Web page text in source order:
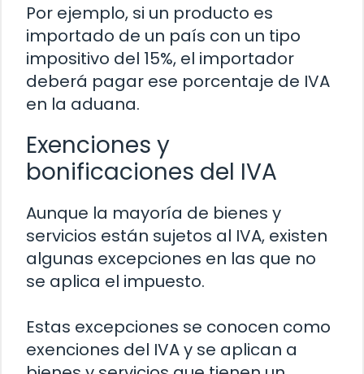
Por ejemplo, si un producto es
importado de un país con un tipo
impositivo del 15%, el importador
deberá pagar ese porcentaje de IVA
en la aduana.
Exenciones y
bonificaciones del IVA
Aunque la mayoría de bienes y
servicios están sujetos al IVA, existen
algunas excepciones en las que no
se aplica el impuesto.
Estas excepciones se conocen como
exenciones del IVA y se aplican a